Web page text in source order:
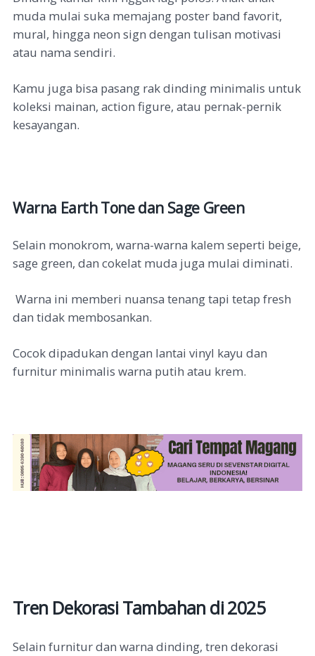
muda mulai suka memajang poster band favorit,
mural, hingga neon sign dengan tulisan motivasi
atau nama sendiri.
Kamu juga bisa pasang rak dinding minimalis untuk
koleksi mainan, action figure, atau pernak-pernik
kesayangan.
Warna Earth Tone dan Sage Green
Selain monokrom, warna-warna kalem seperti beige,
sage green, dan cokelat muda juga mulai diminati.
Warna ini memberi nuansa tenang tapi tetap fresh
dan tidak membosankan.
Cocok dipadukan dengan lantai vinyl kayu dan
furnitur minimalis warna putih atau krem.
Tren Dekorasi Tambahan di 2025
Selain furnitur dan warna dinding, tren dekorasi